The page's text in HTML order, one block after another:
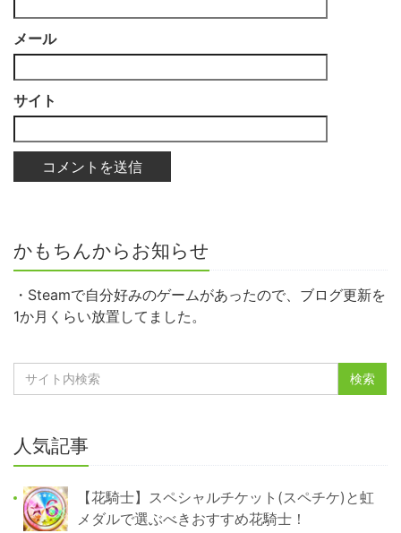
メール
サイト
かもちんからお知らせ
・Steamで自分好みのゲームがあったので、ブログ更新を
1か月くらい放置してました。
人気記事
【花騎士】スペシャルチケット(スペチケ)と虹
メダルで選ぶべきおすすめ花騎士！